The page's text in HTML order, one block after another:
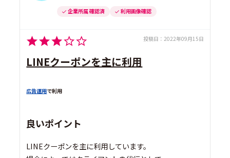
企業所属 確認済 利用画像確認
投稿日： 2022年09月15日
LINEクーポンを主に利用
広告運用で利用
良いポイント
LINEクーポンを主に利用しています。